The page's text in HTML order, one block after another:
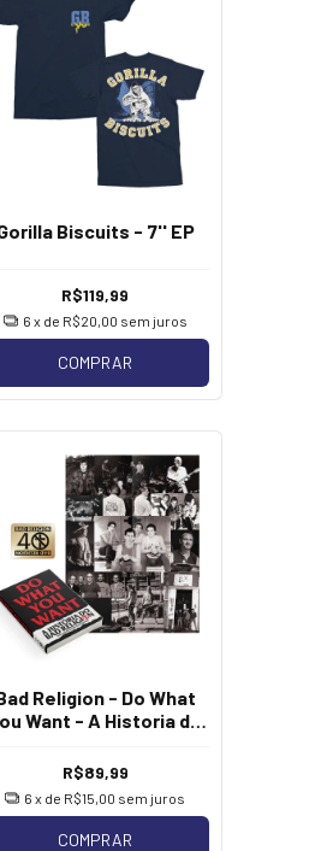
Biscuits - 7'' EP
R$119,99
6 x de R$20,00 sem juros
COMPRAR
Religion - Do What
Want - A Historia do
R$89,99
6 x de R$15,00 sem juros
COMPRAR